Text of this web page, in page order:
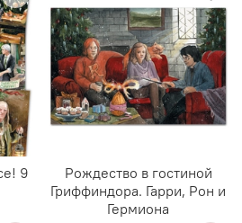
9
Рождество в гостиной
Гриффиндора. Гарри, Рон и
Гермиона